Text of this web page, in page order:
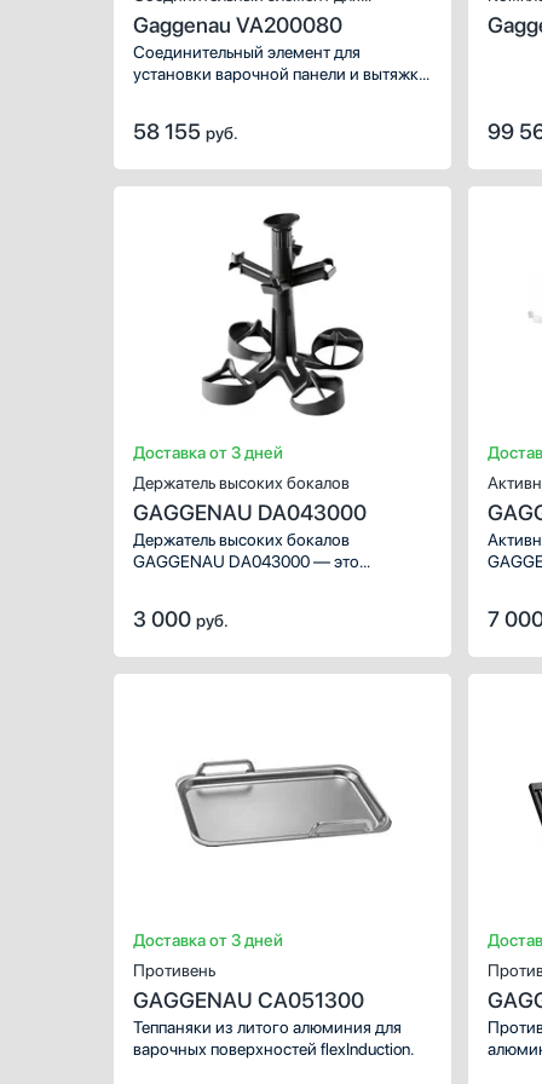
варочной панели
Gaggenau VA200080
Соединительный элемент для
установки варочной панели и вытяжки
58 155 руб. 99
Доставка от 3 дней
Держатель высоких бокалов
GAGGENAU DA043000
Держатель высоких бокалов
GAGGENAU DA043000 — это
предназначается для безопасной
ножке.
3 000 руб. 7
Доставка от 3 дней
Противень
GAGGENAU CA051300
Теппаняки из литого алюминия для
варочных поверхностей flexInduction.